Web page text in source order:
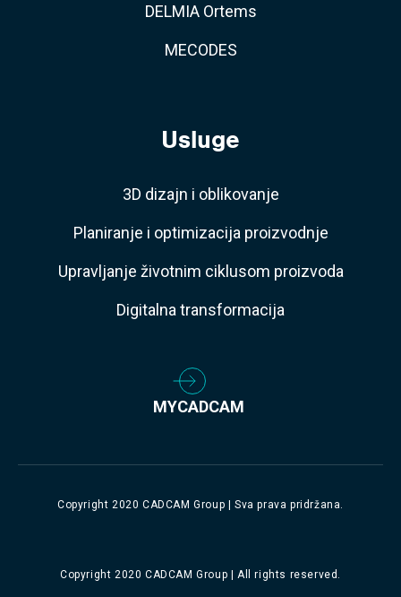
DELMIA Ortems
MECODES
Usluge
3D dizajn i oblikovanje
Planiranje i optimizacija proizvodnje
Upravljanje životnim ciklusom proizvoda
Digitalna transformacija
MYCADCAM
Copyright 2020 CADCAM Group | Sva prava pridržana.
Copyright 2020 CADCAM Group | All rights reserved.